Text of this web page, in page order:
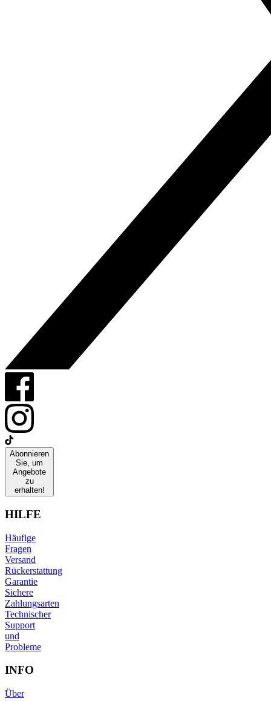
Abonnieren
Sie, um
Angebote
zu
erhalten!
HILFE
Häufige
Fragen
Versand
Rückerstattung
Garantie
Sichere
Zahlungsarten
Technischer
Support
und
Probleme
INFO
Über